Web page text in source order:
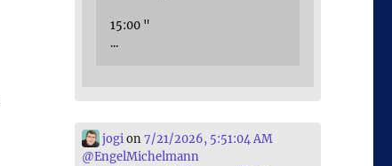
15:00 "
...
jogion7/21/2026, 5:51:04 AM
@EngelMichelmann